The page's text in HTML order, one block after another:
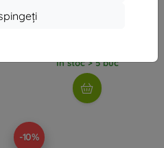
În stoc > 5 buc
-10%